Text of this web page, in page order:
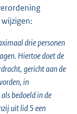
drie personen
Hiertoe doet de
gericht aan de
in
bedoeld in de
uit lid 5 een